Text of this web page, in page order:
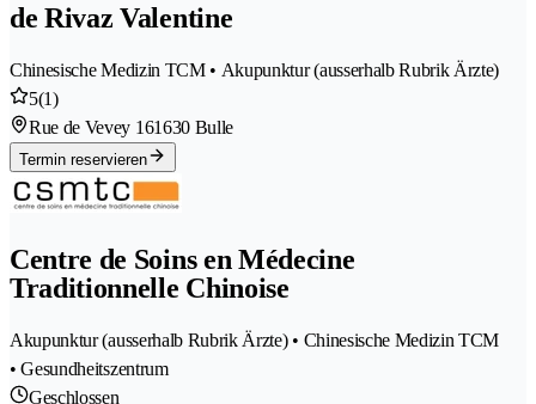
de Rivaz Valentine
Chinesische Medizin TCM • Akupunktur (ausserhalb Rubrik Ärzte)
5(1)
Rue de Vevey 161630 Bulle
Termin reservieren
Centre de Soins en Médecine
Traditionnelle Chinoise
Akupunktur (ausserhalb Rubrik Ärzte) • Chinesische Medizin TCM
• Gesundheitszentrum
Geschlossen